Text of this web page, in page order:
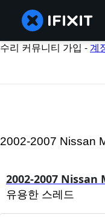
수리 커뮤니티 가입 -계
2002-2007 Nissan
2002-2007 Nissan
유용한 스레드